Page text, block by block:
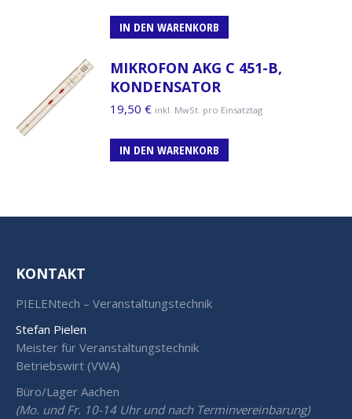
IN DEN WARENKORB
MIKROFON AKG C 451-B,
KONDENSATOR
19,50 € inkl. MwSt. pro Einsatztag
IN DEN WARENKORB
KONTAKT
PIELENtech – Veranstaltungstechnik
Stefan Pielen
Meister für Veranstaltungstechnik
Betriebswirt (VWA)
Büro/Lager Aachen
(Mo. und Fr. 10-14 Uhr und nach Terminvereinbarung)